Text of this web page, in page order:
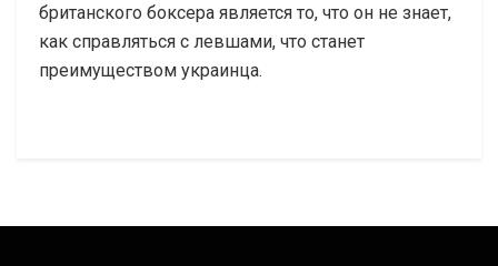
британского боксера является то, что он не знает,
как справляться с левшами, что станет
преимуществом украинца.